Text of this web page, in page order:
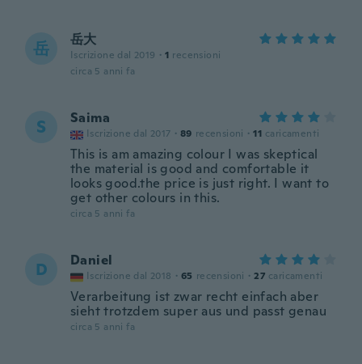
岳 岳大
Iscrizione dal 2019 · 1 recensioni
circa 5 anni fa
S Saima
Iscrizione dal 2017 · 89 recensioni · 11 caricamenti
This is am amazing colour I was skeptical
the material is good and comfortable it
looks good.the price is just right. I want to
get other colours in this.
circa 5 anni fa
D Daniel
Iscrizione dal 2018 · 65 recensioni · 27 caricamenti
Verarbeitung ist zwar recht einfach aber
sieht trotzdem super aus und passt genau
circa 5 anni fa